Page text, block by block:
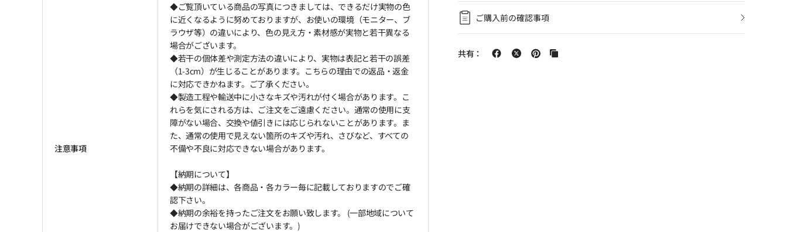
ご購入前の確認事項
共有：
注意事項
◆ご覧頂いている商品の写真につきましては、できるだけ実物の色
に近くなるように努めておりますが、お使いの環境（モニター、ブ
ラウザ等）の違いにより、色の見え方・素材感が実物と若干異なる
場合がございます。
◆若干の個体差や測定方法の違いにより、実物は表記と若干の誤差
（1-3cm）が生じることがあります。こちらの理由での返品・返金
に対応できかねます。ご了承ください。
◆製造工程や輸送中に小さなキズや汚れが付く場合があります。こ
れらを気にされる方は、ご注文をご遠慮ください。通常の使用に支
障がない場合、交換や値引きには応じられないことがあります。ま
た、通常の使用で見えない箇所のキズや汚れ、さびなど、すべての
不備や不良に対応できない場合があります。
【納期について】
◆納期の詳細は、各商品・各カラー毎に記載しておりますのでご確
認下さい。
◆納期の余裕を持ったご注文をお願い致します。 (一部地域について
お届けできない場合がございます。)